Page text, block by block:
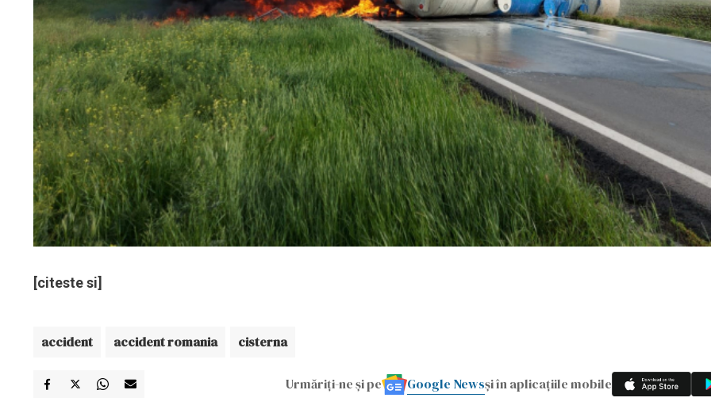
[citeste si]
accident accident romania cisterna
Urmăriți-ne și pe Google Newsși în aplicațiile mobile